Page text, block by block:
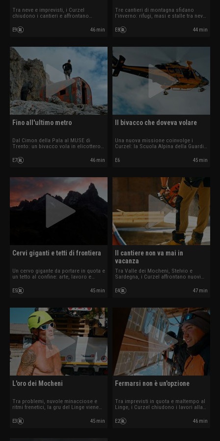
Tra neve e imprevisti, i Curzel
chiudono i cantieri e affrontano
e ghiacciai.
E9 46 min
Tre cantieri di montagna sfidano
l’inverno: rifugi, masi e stalle tra neve,
E8 44 min
Fino all'ultimo metro
Dal Cimon della Pala al MUSE di
Trento: un bivacco vola in elicottero
surreale.
E7 46 min
Il bivacco che doveva volare
Una nuova missione coinvolge i
Curzel: la Scuola Alpina della Guardia
il recupero del bivacco Fiamme
Gialle.
E6 45 min
Cervi giganti e tetti di frontiera
Un cervo gigante da portare in quota e
un tetto al confine: arte, lavoro e
E5 45 min
Il cantiere non va mai in
vacanza
Tra Valle dei Mocheni, Stelvio e
Sardegna, i Curzel affrontano nuovi
d’arte ad alta quota.
E4 47 min
L'oro dei Mocheni
Tra problemi, nuvole minacciose e
ritmi frenetici, la gru del Linge viene
Giovanni corre per proteggere il
maso.
E3 45 min
Fermarsi non è un'opzione
Tra imprevisti in quota e maltempo al
Linge, i Curzel chiudono i lavori alla
cantiere in Valle dei Mocheni.
E2 46 min